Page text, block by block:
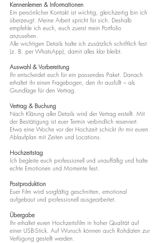
Kennenlernen & Informationen
Ein persönlicher Kontakt ist wichtig, gleichzeitig bin ich
überzeugt: Meine Arbeit spricht für sich. Deshalb
empfehle ich euch, euch zuerst mein Portfolio
anzusehen.
Alle wichtigen Details halte ich zusätzlich schriftlich fest
(z. B. per WhatsApp), damit alles klar bleibt.
Auswahl & Vorbereitung
Ihr entscheidet euch für ein passendes Paket. Danach
erhaltet ihr einen Fragebogen, den ihr ausfüllt – als
Grundlage für den Vertrag.
Vertrag & Buchung
Nach Klärung aller Details wird der Vertrag erstellt. Mit
der Bestätigung ist euer Termin verbindlich reserviert.
Etwa eine Woche vor der Hochzeit schickt ihr mir euren
Ablaufplan mit Zeiten und Locations.
Hochzeitstag
Ich begleite euch professionell und unauffällig und halte
echte Emotionen und Momente fest.
Postproduktion
Euer Film wird sorgfältig geschnitten, emotional
aufgebaut und professionell ausgearbeitet.
Übergabe
Ihr erhaltet euren Hochzeitsfilm in hoher Qualität auf
einer USB-Stick. Auf Wunsch können auch Rohdaten zur
Verfügung gestellt werden.